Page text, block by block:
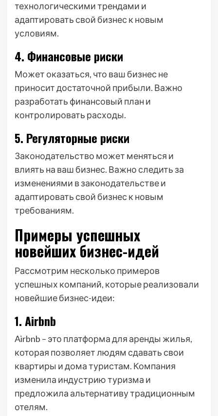
технологическими трендами и
адаптировать свой бизнес к новым
условиям.
4. Финансовые риски
Может оказаться, что ваш бизнес не
приносит достаточной прибыли. Важно
разработать финансовый план и
контролировать расходы.
5. Регуляторные риски
Законодательство может меняться и
влиять на ваш бизнес. Важно следить за
изменениями в законодательстве и
адаптировать свой бизнес к новым
требованиям.
Примеры успешных
новейших бизнес-идей
Рассмотрим несколько примеров
успешных компаний, которые реализовали
новейшие бизнес-идеи:
1. Airbnb
Airbnb – это платформа для аренды жилья,
которая позволяет людям сдавать свои
квартиры и дома туристам. Компания
изменила индустрию туризма и
предложила альтернативу традиционным
отелям.